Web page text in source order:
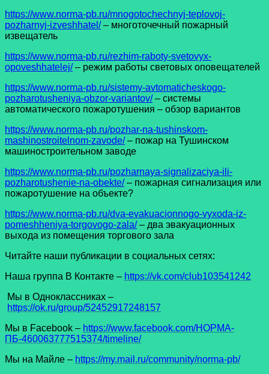
https://www.norma-pb.ru/mnogotochechnyj-teplovoj-
pozharnyj-izveshhatel/ – многоточечный пожарный
извещатель
https://www.norma-pb.ru/rezhim-raboty-svetovyx-
opoveshhatelej/ – режим работы световых оповещателей
https://www.norma-pb.ru/sistemy-avtomaticheskogo-
pozharotusheniya-obzor-variantov/ – системы
автоматического пожаротушения – обзор вариантов
https://www.norma-pb.ru/pozhar-na-tushinskom-
mashinostroitelnom-zavode/ – пожар на Тушинском
машиностроительном заводе
https://www.norma-pb.ru/pozharnaya-signalizaciya-ili-
pozharotushenie-na-obekte/ – пожарная сигнализация или
пожаротушение на объекте?
https://www.norma-pb.ru/dva-evakuacionnogo-vyxoda-iz-
pomeshheniya-torgovogo-zala/ – два эвакуационных
выхода из помещения торгового зала
Читайте наши публикации в социальных сетях:
Наша группа В Контакте – https://vk.com/club103541242
Мы в Одноклассниках –
https://ok.ru/group/52452917248157
Мы в Facеbook – https://www.facebook.com/НОРМА-
ПБ-460063777515374/timeline/
Мы на Майле – https://my.mail.ru/community/norma-pb/